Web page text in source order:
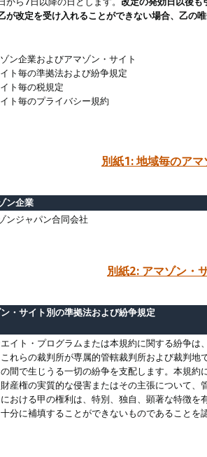
が改定を受け入れることができない場合、乙の
ン企業およびアマゾン・サイト
ト毎の準拠法および紛争規定
ト毎の税規定
ト毎のプライバシー規約
別紙1: 地域毎のア
ン企業
ンジャパン合同会社
別紙2: アマゾン・
・サイト別の準拠法および紛争規定
イト・プログラムまたは本規約に関する紛争
れらの裁判所が専属的管轄裁判所および裁判
間で生じうる一切の紛争を支配します。本規
財産権の実質的な侵害またはその主張について
おける甲の権利は、特別、独自、顕著な特徴
分に補填することができないものであることを